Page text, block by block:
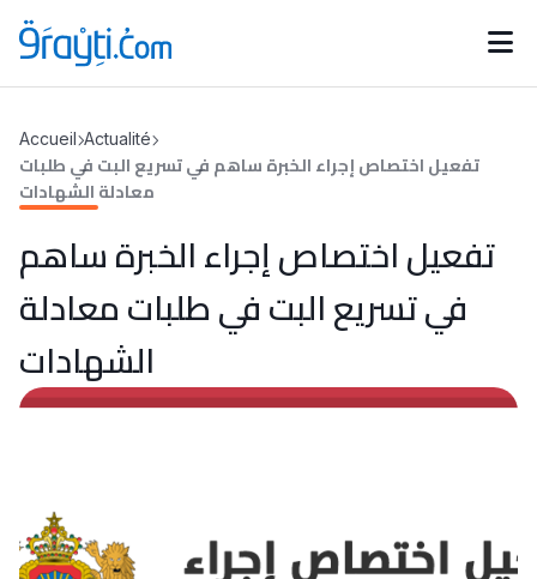
Catégories
d'actualités
Accueil Actualité
تفعيل اختصاص إجراء الخبرة ساهم في تسريع البت في طلبات
معادلة الشهادات
تفعيل اختصاص إجراء الخبرة ساهم
في تسريع البت في طلبات معادلة
الشهادات